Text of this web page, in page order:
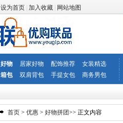
设为首页 加入收藏 网站地图
好物 居家好物 配饰推荐 女装精选
箱包
双肩背包 手提女包 商务男包
首页 > 优惠 > 好物拼团>> 正文内容